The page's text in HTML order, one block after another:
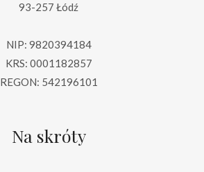
93-257 Łódź
NIP: 9820394184
KRS: 0001182857
REGON: 542196101
Na skróty